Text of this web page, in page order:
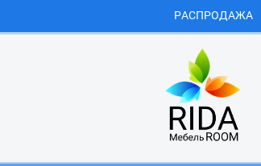
РАСПРОДАЖА